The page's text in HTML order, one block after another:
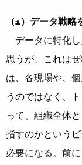
（1）データ戦略
データに特化し
思うが、これは
は、各現場や、
うのではなく、
って、組織全体
指すのかという
必要になる。前